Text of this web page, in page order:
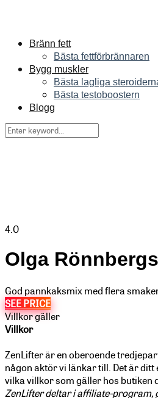
Bränn fett
Bästa fettförbrännaren
Bygg muskler
Bästa lagliga
Bästa testoboostern
Blogg
4.0
Olga
God pannkaksmix med flera
SEE PRICE
Villkor gäller
Villkor
ZenLifter är en oberoende
någon aktör vi länkar till. Det är ditt
vilka villkor som gäller hos butiken
ZenLifter deltar i affiliate-program,